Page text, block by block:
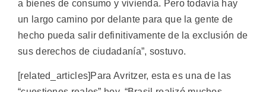
a bienes de consumo y vivienda. Pero todavía hay
un largo camino por delante para que la gente de
hecho pueda salir definitivamente de la exclusión de
sus derechos de ciudadanía”, sostuvo.
[related_articles]Para Avritzer, esta es una de las